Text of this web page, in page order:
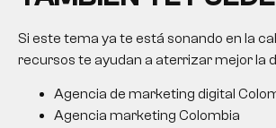
Si este tema ya te está sonando en la
recursos te ayudan a aterrizar mejor la
Agencia de marketing digital
Agencia marketing Colombia